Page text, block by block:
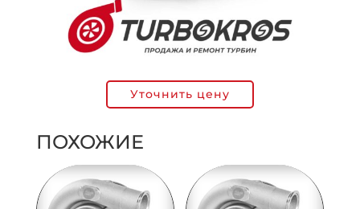
Уточнить цену
ПОХОЖИЕ